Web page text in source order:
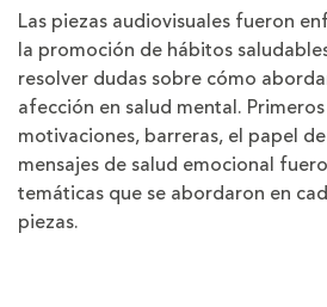
Las piezas audiovisuales fueron
la promoción de hábitos
resolver dudas sobre cómo
afección en salud mental.
motivaciones, barreras, el papel
mensajes de salud emocional
temáticas que se abordaron en
piezas.